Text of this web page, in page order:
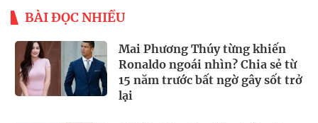
BÀI ĐỌC NHIỀU
Mai Phương Thúy từng khiến
Ronaldo ngoái nhìn? Chia sẻ từ
15 năm trước bất ngờ gây sốt trở
lại